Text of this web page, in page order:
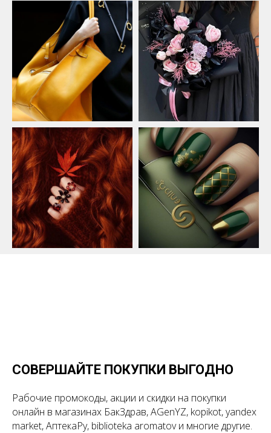
СОВЕРШАЙТЕ ПОКУПКИ ВЫГОДНО
Рабочие промокоды, акции и скидки на покупки
онлайн в магазинах БакЗдрав, AGenYZ, kopikot, yandex
market, АптекаРу, biblioteka aromatov и многие другие.